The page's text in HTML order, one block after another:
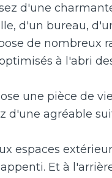
d'une
d'un bureau,
de nombreux
à l'abri
une pièce de
d'une agréable
espaces
Et à